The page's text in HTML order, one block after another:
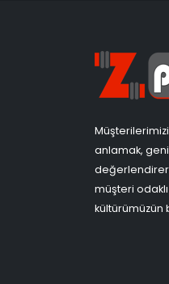
anlamak,
müşteri
kültürümüzün